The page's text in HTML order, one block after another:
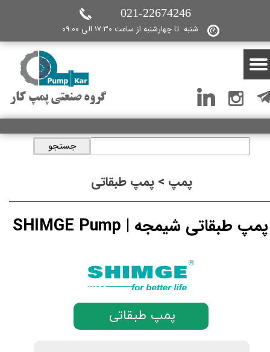
گروه صنعتی پمپ کار
شنبه تا چهارشنبه از ساعت 17:30 الی 09:00
021-22674246
جستجو
پمپ > پمپ طبقاتی
پمپ طبقاتی شیمجه | SHIMGE Pump
پمپ طبقاتی